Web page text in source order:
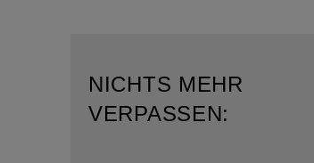
NICHTS MEHR
VERPASSEN: